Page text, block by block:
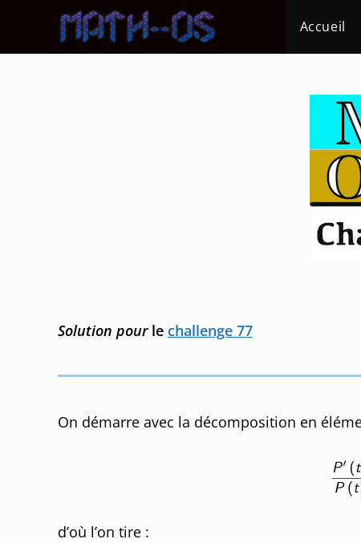
content
Accueil
Solution pour le challenge 77
On démarre avec la décomposition en
d’où l’on tire :